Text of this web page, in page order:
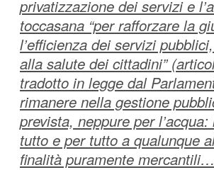
privatizzazione dei servizi e
toccasana “per rafforzare la
l’efficienza dei servizi
alla salute dei cittadini”
tradotto in legge dal
rimanere nella gestione
prevista, neppure per
tutto e per tutto a qualunque
finalità puramente